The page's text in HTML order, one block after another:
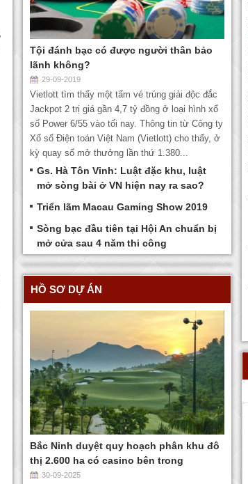
Tội đánh bạc có được người thân bảo
lãnh không?
29-09-2019
Vietlott tìm thấy một tấm vé trúng giải độc đắc
Jackpot 2 trị giá gần 4,7 tỷ đồng ở loại hình xổ
số Power 6/55 vào tối nay. Thông tin từ Công ty
Xổ số Điện toán Việt Nam (Vietlott) cho thấy, ở
kỳ quay số mở thưởng lần thứ 1.380...
Gs. Hà Tôn Vinh: Luật đặc khu, luật
mở sòng bài ở VN hiện nay ra sao?
Triển lãm Macau Gaming Show 2019
Sòng bạc đầu tiên tại Hội An chuẩn bị
mở cửa sau 4 năm thi công
HỒ SƠ DỰ ÁN
Bắc Ninh duyệt quy hoạch phân khu đô
thị 2.600 ha có casino bên trong
30-09-2025